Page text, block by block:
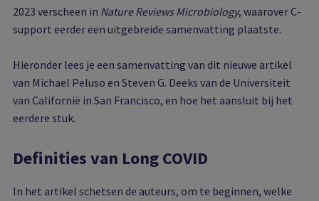
2023 verscheen in Nature Reviews Microbiology, waarover C-
support eerder een uitgebreide samenvatting plaatste.
Hieronder lees je een samenvatting van dit nieuwe artikel
van Michael Peluso en Steven G. Deeks van de Universiteit
van Californië in San Francisco, en hoe het aansluit bij het
eerdere stuk.
Definities van Long COVID
In het artikel schetsen de auteurs, om te beginnen, welke